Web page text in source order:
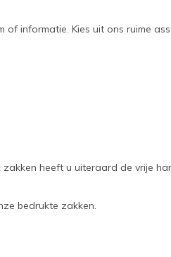
of informatie. Kies uit ons ruime
heeft u uiteraard de vrije
bedrukte zakken.